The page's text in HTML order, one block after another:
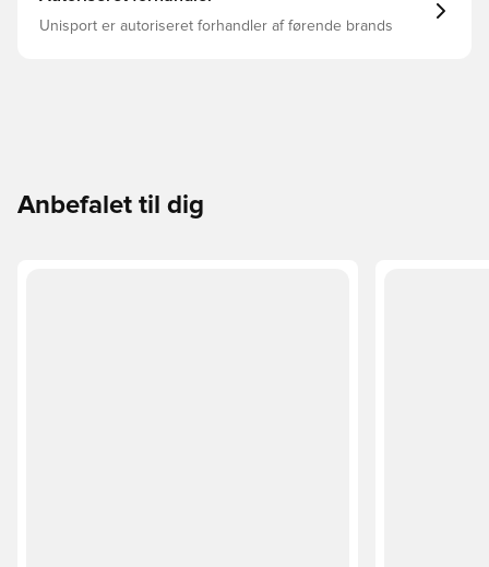
Unisport er autoriseret forhandler af førende brands
Anbefalet til dig